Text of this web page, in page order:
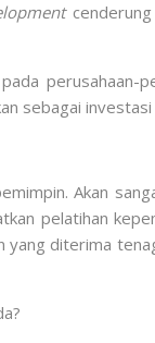
perusahaan-
sebagai
Akan
pelatihan
yang diterima